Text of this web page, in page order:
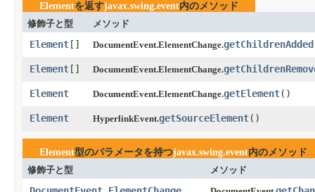
Elementを返すjavax.swing.event内のメソッド
修飾子と型
メソッド
Element [] DocumentEvent.ElementChange.getChildrenAdded
Element [] DocumentEvent.ElementChange.
Element DocumentEvent.ElementChange.getElement​()
Element HyperlinkEvent.getSourceElement​()
Element型のパラメータを持つjavax.swing.event内のメソッド
修飾子と型
メソッド